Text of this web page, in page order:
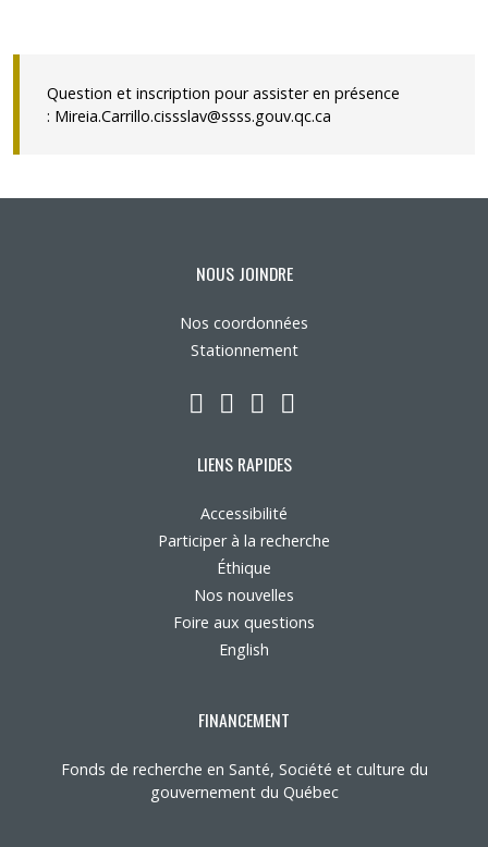
Question et inscription pour assister en présence
: Mireia.Carrillo.cissslav@ssss.gouv.qc.ca
NOUS JOINDRE
Nos coordonnées
Stationnement
LinkedIn
YouTube
Twitter
LIENS RAPIDES
Accessibilité
Participer à la recherche
Éthique
Nos nouvelles
Foire aux questions
English
FINANCEMENT
Fonds de recherche en Santé, Société et culture du
gouvernement du Québec